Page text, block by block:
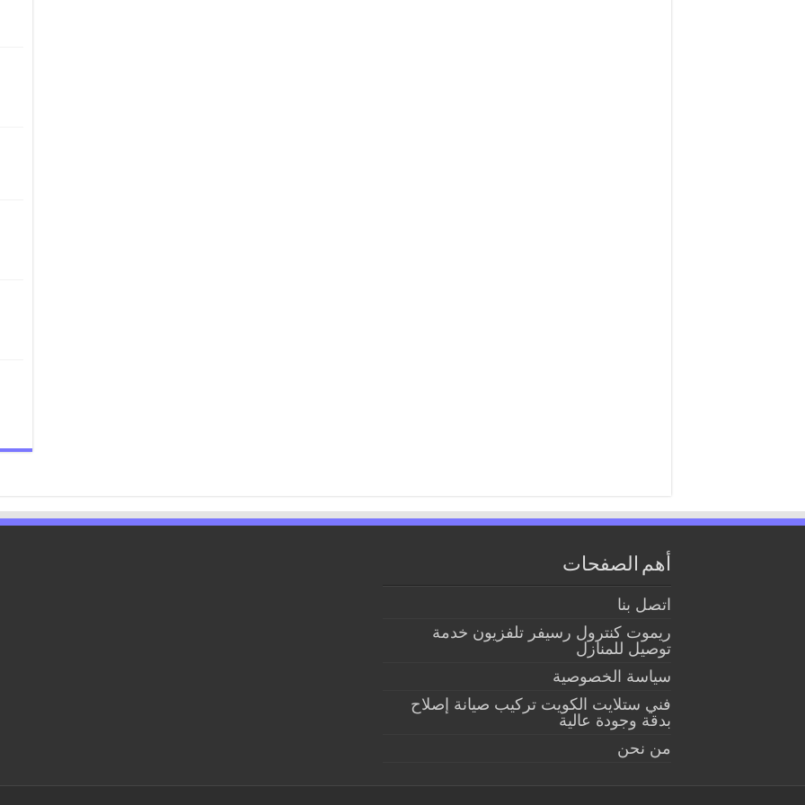
أهم الصفحات
اتصل بنا
ريموت كنترول رسيفر تلفزيون خدمة
توصيل للمنازل
سياسة الخصوصية
فني ستلايت الكويت تركيب صيانة إصلاح
بدقة وجودة عالية
من نحن